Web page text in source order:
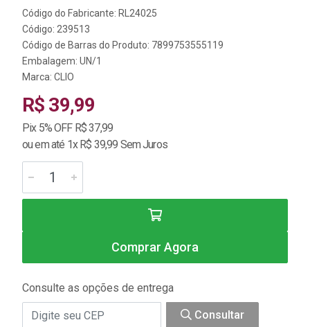
Código do Fabricante: RL24025
Código: 239513
Código de Barras do Produto: 7899753555119
Embalagem: UN/1
Marca: CLIO
R$ 39,99
Pix 5% OFF R$ 37,99
ou em até 1x R$ 39,99 Sem Juros
Comprar Agora
Consulte as opções de entrega
Consultar